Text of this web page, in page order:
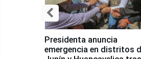
Presidenta anuncia
emergencia en distritos